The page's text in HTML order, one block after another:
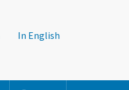
In English